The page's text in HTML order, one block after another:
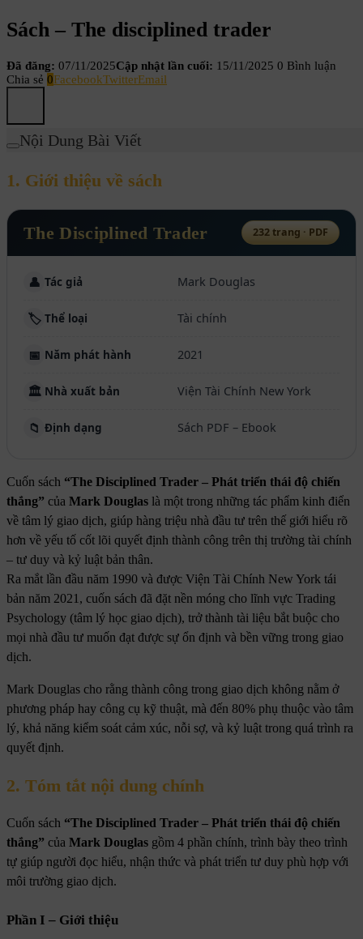
Sách – The disciplined trader
Đã đăng: 07/11/2025Cập nhật lần cuối: 15/11/2025 0 Bình luận
Chia sẻ 0FacebookTwitterEmail
Nội Dung Bài Viết
1. Giới thiệu về sách
The Disciplined Trader 232 trang · PDF
👤 Tác giả Mark Douglas
🏷️ Thể loại Tài chính
📅 Năm phát hành 2021
🏛️ Nhà xuất bản Viện Tài Chính New York
📁 Định dạng Sách PDF – Ebook
Cuốn sách “The Disciplined Trader – Phát triển thái độ chiến
thắng” của Mark Douglas là một trong những tác phẩm kinh điển
về tâm lý giao dịch, giúp hàng triệu nhà đầu tư trên thế giới hiểu rõ
hơn về yếu tố cốt lõi quyết định thành công trên thị trường tài chính
– tư duy và kỷ luật bản thân.
Ra mắt lần đầu năm 1990 và được Viện Tài Chính New York tái
bản năm 2021, cuốn sách đã đặt nền móng cho lĩnh vực Trading
Psychology (tâm lý học giao dịch), trở thành tài liệu bắt buộc cho
mọi nhà đầu tư muốn đạt được sự ổn định và bền vững trong giao
dịch.
Mark Douglas cho rằng thành công trong giao dịch không nằm ở
phương pháp hay công cụ kỹ thuật, mà đến 80% phụ thuộc vào tâm
lý, khả năng kiểm soát cảm xúc, nỗi sợ, và kỷ luật trong quá trình ra
quyết định.
2. Tóm tắt nội dung chính
Cuốn sách “The Disciplined Trader – Phát triển thái độ chiến
thắng” của Mark Douglas gồm 4 phần chính, trình bày theo trình
tự giúp người đọc hiểu, nhận thức và phát triển tư duy phù hợp với
môi trường giao dịch.
Phần I – Giới thiệu